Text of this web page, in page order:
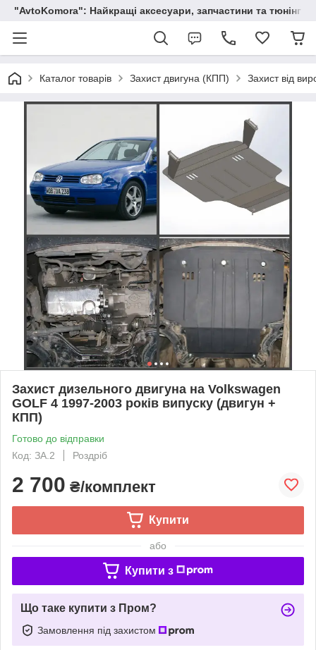
"AvtoKomora": Найкращі аксесуари, запчастини та тюнінг
Каталог товарів Захист двигуна (КПП) Захист від
Захист дизельного двигуна на Volkswagen
GOLF 4 1997-2003 років випуску (двигун +
КПП)
Готово до відправки
Код: ЗА.2
Роздріб
2 700 ₴/комплект
Купити
або
Купити з
Що таке купити з Пром?
Замовлення під захистом